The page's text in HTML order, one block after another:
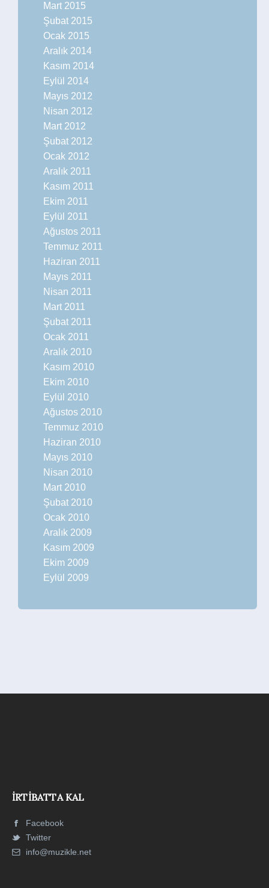
Mart 2015
Şubat 2015
Ocak 2015
Aralık 2014
Kasım 2014
Eylül 2014
Mayıs 2012
Nisan 2012
Mart 2012
Şubat 2012
Ocak 2012
Aralık 2011
Kasım 2011
Ekim 2011
Eylül 2011
Ağustos 2011
Temmuz 2011
Haziran 2011
Mayıs 2011
Nisan 2011
Mart 2011
Şubat 2011
Ocak 2011
Aralık 2010
Kasım 2010
Ekim 2010
Eylül 2010
Ağustos 2010
Temmuz 2010
Haziran 2010
Mayıs 2010
Nisan 2010
Mart 2010
Şubat 2010
Ocak 2010
Aralık 2009
Kasım 2009
Ekim 2009
Eylül 2009
İRTIBATTA KAL
Facebook
Twitter
info@muzikle.net